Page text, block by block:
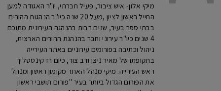
מיקי אלון- איש ציבור, פעיל חברתי, יו"ר האגודה למען
החייל ראשון לציון ,מעל 20 שנה כיו"ר הנהגות ההורים
בבתי ספר בעיר, שנים רבות בהנהגה העירונית מתוכם
4 שנים כיו"ר עירוני וחבר בהנהגת ההורים הארצית,
ניהול וכתיבה בפורומים עירוניים באתר העירייה
בתקופתו של מאיר ניצן ודב צור, כיום רז קינסטליך
ראש העירייה. מיקי מנהל האתר מקומון ראשון ומנהל
את הפורום הגדול ביותר בעיר "פורום תושבי ראשון